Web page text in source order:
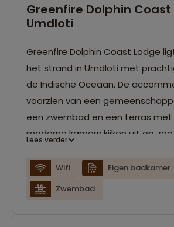
Greenfire Dolphin
Umdloti
Greenfire Dolphin Coast Lodge
het strand in Umdloti met
de Indische Oceaan. De
voorzien van een
een zwembad en een terras met
moderne kamers kijken uit op zee
badkamer met een douche. Ook
beschikbaar.
Lees verder
Wifi
Eigen badkamer
Zwembad